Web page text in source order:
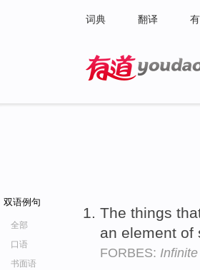
词典 翻译
双语例句
全部
口语
书面语
The things
an element of
FORBES: